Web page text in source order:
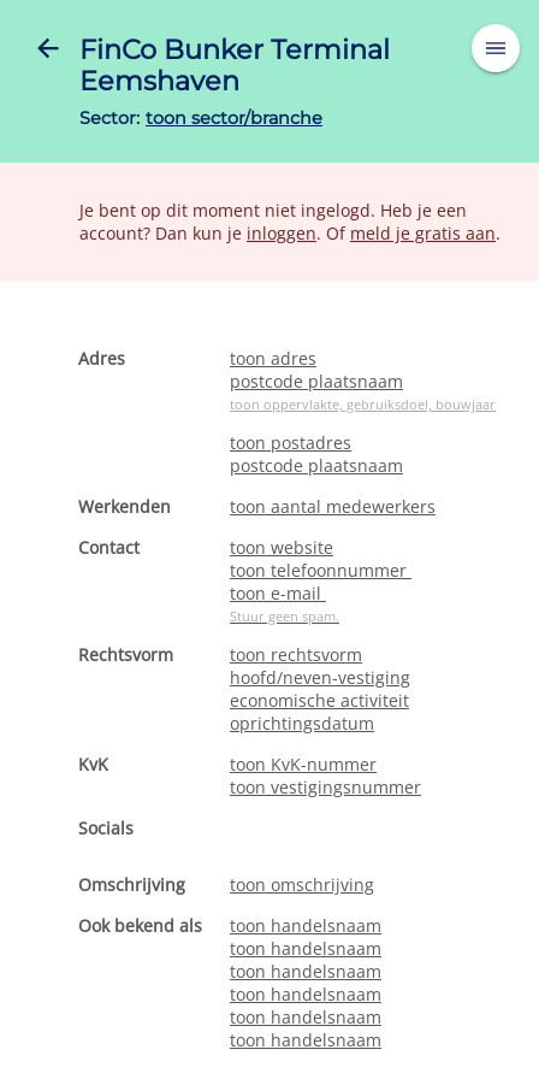
FinCo Bunker Terminal
Eemshaven
Sector: toon sector/branche
Je bent op dit moment niet ingelogd. Heb je een
account? Dan kun je inloggen. Of meld je gratis aan.
Adres
toon adres
postcode plaatsnaam
toon oppervlakte, gebruiksdoel, bouwjaar
toon postadres
postcode plaatsnaam
Werkenden
toon aantal medewerkers
Contact
toon website
toon telefoonnummer
toon e-mail
Stuur geen spam.
Rechtsvorm
toon rechtsvorm
hoofd/neven-vestiging
economische activiteit
oprichtingsdatum
KvK
toon KvK-nummer
toon vestigingsnummer
Socials
Omschrijving
toon omschrijving
Ook bekend als
toon handelsnaam
toon handelsnaam
toon handelsnaam
toon handelsnaam
toon handelsnaam
toon handelsnaam